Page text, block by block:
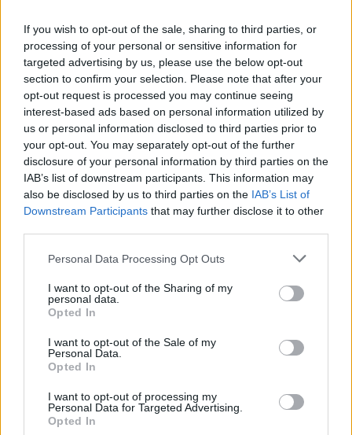
If you wish to opt-out of the sale, sharing to third parties, or
processing of your personal or sensitive information for
targeted advertising by us, please use the below opt-out
section to confirm your selection. Please note that after your
opt-out request is processed you may continue seeing
interest-based ads based on personal information utilized by
us or personal information disclosed to third parties prior to
your opt-out. You may separately opt-out of the further
disclosure of your personal information by third parties on the
IAB’s list of downstream participants. This information may
also be disclosed by us to third parties on the IAB’s List of
Downstream Participants that may further disclose it to other
Personal Data Processing Opt Outs
I want to opt-out of the Sharing of my
personal data.
Opted In
I want to opt-out of the Sale of my
Personal Data.
Opted In
I want to opt-out of processing my
Personal Data for Targeted Advertising.
Opted In
Šiuo metu skaitomiausi
Kraupi avarija prie Vilniaus atėmė
tris brangiausius žmones: pranešė,
kaip bus atsisveikinama su
mergaite, jos mama ir močiute
Dienos horoskopas 12 Zodiako
ženklų: gali būti lengviau nutraukti
tai, kas nebeveikia
Pelių ir žiurkių baubas: kas
nuodai
Raktažodžiai
vaikų darželis